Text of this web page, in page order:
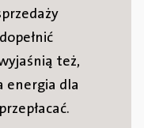
też,
energia dla